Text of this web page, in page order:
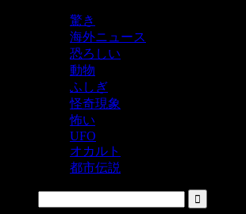
驚き
海外ニュース
恐ろしい
動物
ふしぎ
怪奇現象
怖い
UFO
オカルト
都市伝説